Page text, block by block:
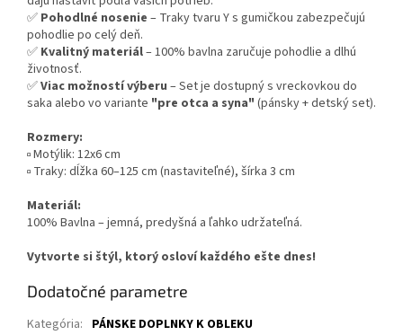
✅ Pohodlné nosenie – Traky tvaru Y s gumičkou zabezpečujú
pohodlie po celý deň.
✅ Kvalitný materiál– 100% bavlna zaručuje pohodlie a dlhú
životnosť.
✅Viac možností výberu – Set je dostupný s vreckovkou do
saka alebo vo variante "pre otca a syna" (pánsky + detský set).
Rozmery:
▫️ Motýlik: 12x6 cm
▫️ Traky: dĺžka 60–125 cm (nastaviteľné), šírka 3 cm
Materiál:
100% Bavlna – jemná, predyšná a ľahko udržateľná.
Vytvorte si štýl, ktorý osloví každého ešte dnes!
Dodatočné parametre
Kategória: PÁNSKE DOPLNKY K OBLEKU